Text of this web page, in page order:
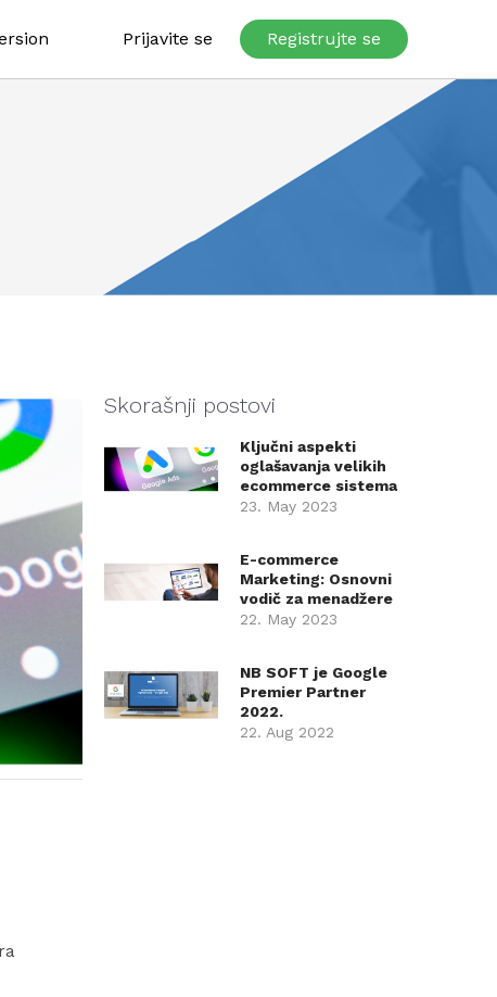
Prijavite se Registrujte se
Skorašnji postovi
Ključni aspekti
oglašavanja velikih
ecommerce sistema
23. May 2023
E-commerce
Marketing: Osnovni
vodič za menadžere
velikih sistema
22. May 2023
NB SOFT je Google
Premier Partner
2022.
22. Aug 2022